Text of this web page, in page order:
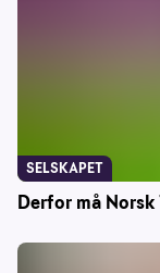
Derfor må
SELSKAPET